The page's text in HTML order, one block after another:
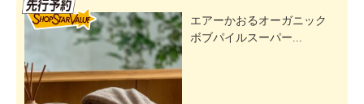
エアーかおるオーガニック
ボブパイルスーパー...